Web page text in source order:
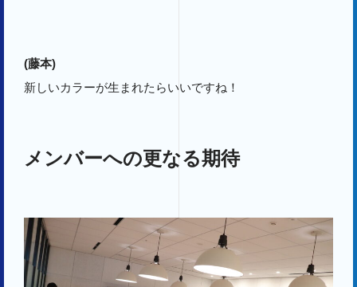
(藤本)
新しいカラーが生まれたらいいですね！
メンバーへの更なる期待